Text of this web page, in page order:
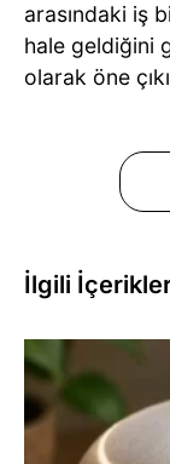
arasındaki iş
hale geldiğini
olarak öne
İlgili